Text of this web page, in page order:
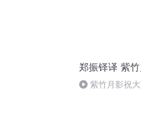
郑振铎译 紫
紫竹月影祝